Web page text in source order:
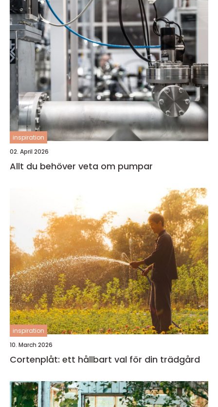
inspiration
02. April 2026
Allt du behöver veta om pumpar
inspiration
10. March 2026
Cortenplåt: ett hållbart val för din trädgård